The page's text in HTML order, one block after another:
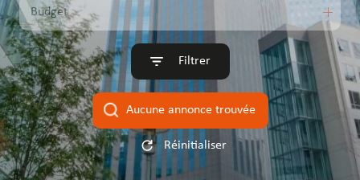
Budget
Filtrer
Aucune annonce trouvée
Réinitialiser